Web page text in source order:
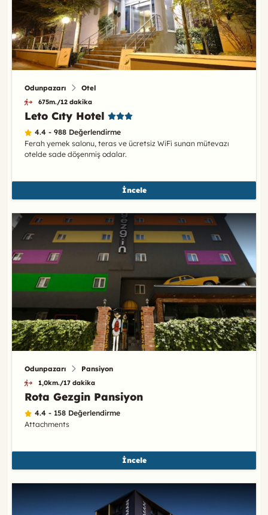
Odunpazarı Otel
675m./12 dakika
Leto Cıty Hotel
4.4 - 988 Değerlendirme
Ferah yemek salonu, teras ve ücretsiz WiFi sunan mütevazı
otelde sade döşenmiş odalar.
İncele
Odunpazarı Pansiyon
1,0km./17 dakika
Rota Gezgin Pansiyon
4.4 - 158 Değerlendirme
Attachments
İncele